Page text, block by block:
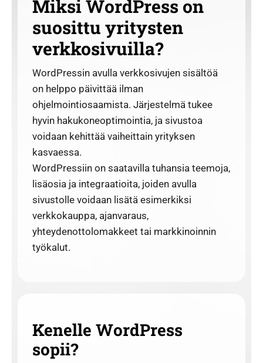
Miksi WordPress on
suosittu yritysten
verkkosivuilla?
WordPressin avulla verkkosivujen sisältöä
on helppo päivittää ilman
ohjelmointiosaamista. Järjestelmä tukee
hyvin hakukoneoptimointia, ja sivustoa
voidaan kehittää vaiheittain yrityksen
kasvaessa.
WordPressiin on saatavilla tuhansia teemoja,
lisäosia ja integraatioita, joiden avulla
sivustolle voidaan lisätä esimerkiksi
verkkokauppa, ajanvaraus,
yhteydenottolomakkeet tai markkinoinnin
työkalut.
Kenelle WordPress
sopii?